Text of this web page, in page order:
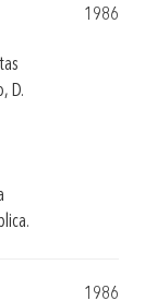
1986
D.
1986